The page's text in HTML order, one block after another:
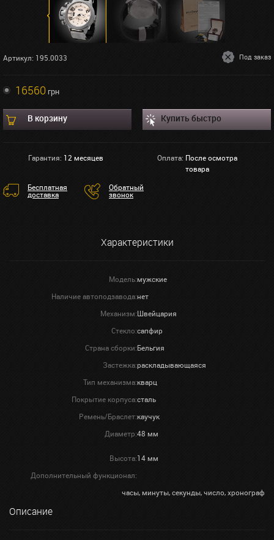
Артикул: 195.0033 Под заказ
16560грн
В корзину Купить быстро
Гарантия: 12 месяцев Оплата: После осмотра
товара
Бесплатная
доставка
Обратный
звонок
Характеристики
Модель:мужские
Наличие автоподзавода:нет
Механизм:Швейцария
Стекло:сапфир
Страна сборки:Бельгия
Застежка:раскладывающаяся
Тип механизма:кварц
Покрытие корпуса:сталь
Ремень/Браслет:каучук
Диаметр:48 мм
Высота:14 мм
Дополнительный функционал:
часы, минуты, секунды, число, хронограф
Описание